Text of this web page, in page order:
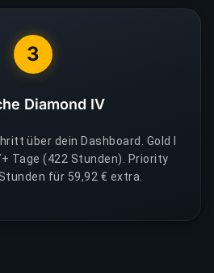
3
Diamond IV
über dein Dashboard. Gold I
Tage (422 Stunden). Priority
für 59,92 € extra.